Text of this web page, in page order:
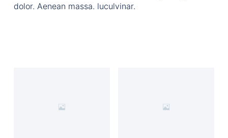
dolor. Aenean massa. luculvinar.